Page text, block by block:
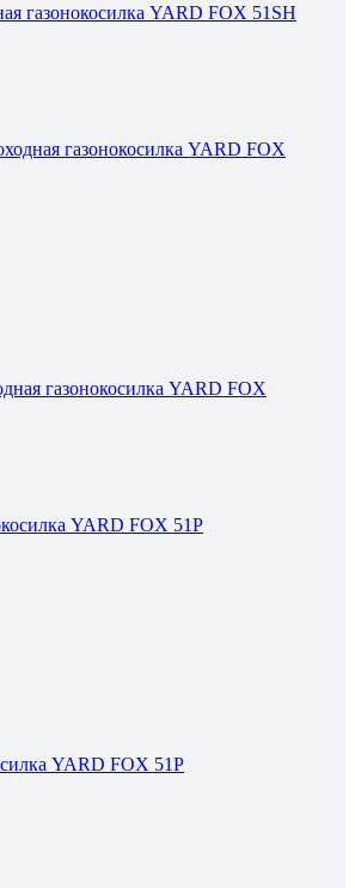
газонокосилка YARD FOX 51SH
газонокосилка YARD FOX
YARD FOX 51P